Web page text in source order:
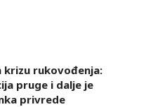
krizu rukovođenja:
pruge i dalje je
privrede